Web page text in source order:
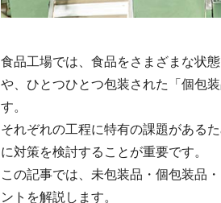
食品工場では、食品をさまざまな状
や、ひとつひとつ包装された「個包
す。
それぞれの工程に特有の課題がある
に対策を検討することが重要です。
この記事では、未包装品・個包装品
ントを解説します。